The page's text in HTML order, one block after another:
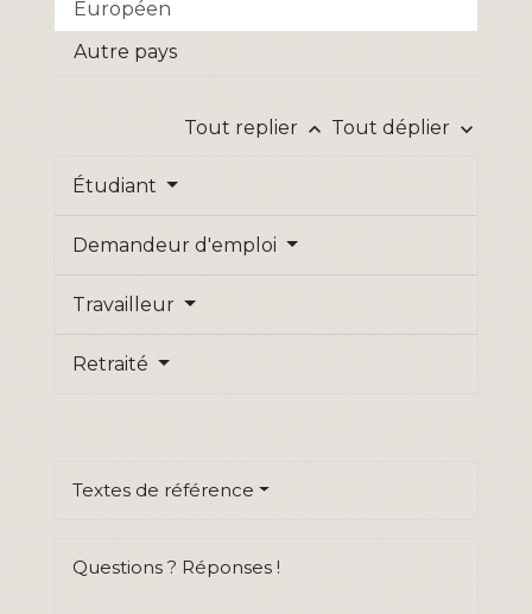
Européen
Autre pays
Tout replier keyboard_arrow_up Tout déplier keyboard_arrow_down
Étudiant
Demandeur d'emploi
Travailleur
Retraité
Textes de référence
Questions ? Réponses !